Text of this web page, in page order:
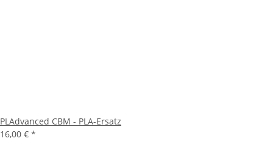
PLAdvanced CBM - PLA-Ersatz
16,00 € *